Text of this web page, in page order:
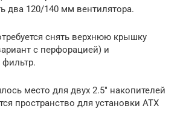
два 120/140 мм вентилятора.
снять верхнюю крышку
с перфорацией) и
место для двух 2.5″ накопителей
пространство для установки ATX